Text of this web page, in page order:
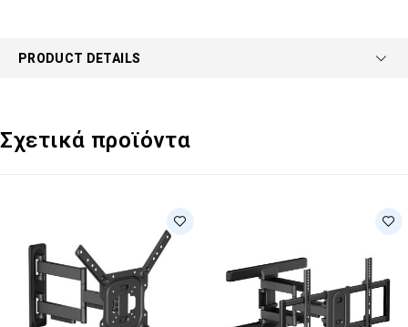
PRODUCT DETAILS
Σχετικά προϊόντα